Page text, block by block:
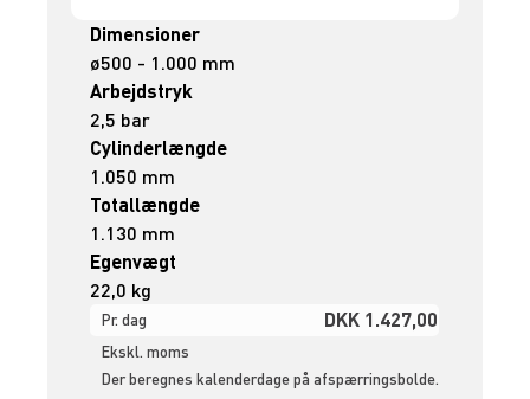
Dimensioner
ø500 - 1.000 mm
Arbejdstryk
2,5 bar
Cylinderlængde
1.050 mm
Totallængde
1.130 mm
Egenvægt
22,0 kg
Pr. dag DKK 1.427,00
Ekskl. moms
Der beregnes kalenderdage på afspærringsbolde.